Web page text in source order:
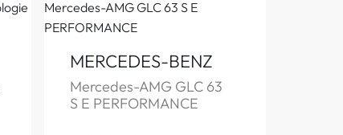
MERCEDES-BENZ
Mercedes-AMG GLC 63
S E PERFORMANCE